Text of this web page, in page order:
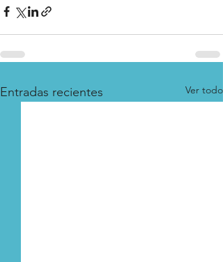
Entradas recientes Ver todo